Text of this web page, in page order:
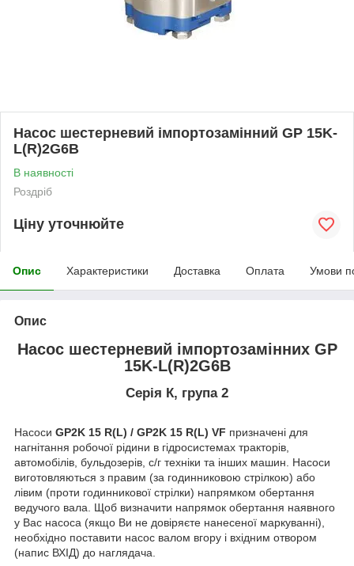
Насос шестерневий імпортозамінний GP 15K-
L(R)2G6B
В наявності
Роздріб
Ціну уточнюйте
Опис Характеристики Доставка Оплата Умови
Опис
Насос шестерневий імпортозамінних GP
15K-L(R)2G6B
Серія К, група 2
Насоси GP2K 15 R(L) / GP2K 15 R(L) VF призначені для
нагнітання робочої рідини в гідросистемах тракторів,
автомобілів, бульдозерів, с/г техніки та інших машин. Насоси
виготовляються з правим (за годинниковою стрілкою) або
лівим (проти годинникової стрілки) напрямком обертання
ведучого вала. Щоб визначити напрямок обертання наявного
у Вас насоса (якщо Ви не довіряєте нанесеної маркуванні),
необхідно поставити насос валом вгору і вхідним отвором
(напис ВХІД) до наглядача.